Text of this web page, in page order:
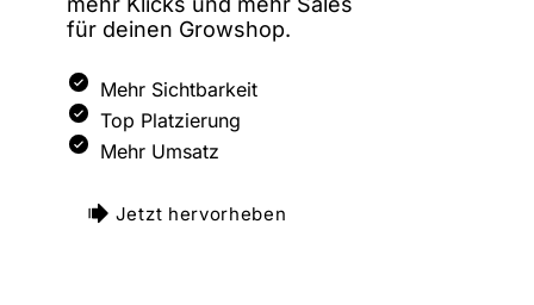
für deinen Growshop.
Mehr Sichtbarkeit
Top Platzierung
Mehr Umsatz
Jetzt hervorheben